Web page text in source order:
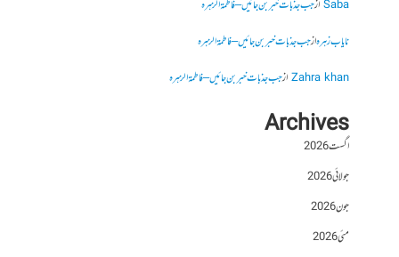
Sabaازجب جذبات خبر بن جائیں – فاطمۃالزہرہ
نایاب زہرہازجب جذبات خبر بن جائیں – فاطمۃالزہرہ
Zahra khanازجب جذبات خبر بن جائیں – فاطمۃالزہرہ
Archives
اگست 2026
جولائی 2026
جون 2026
مئی 2026